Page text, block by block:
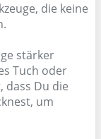
die keine
stärker
Tuch oder
dass Du die
um